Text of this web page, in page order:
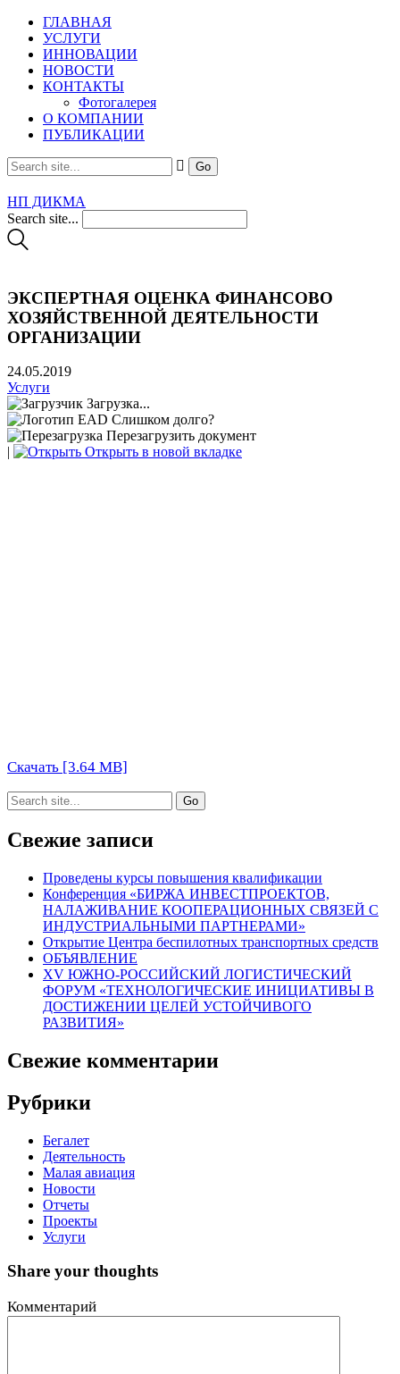
ГЛАВНАЯ
УСЛУГИ
ИННОВАЦИИ
НОВОСТИ
КОНТАКТЫ
Фотогалерея
О КОМПАНИИ
ПУБЛИКАЦИИ
НП ДИКМА
Search site...
ЭКСПЕРТНАЯ ОЦЕНКА ФИНАНСОВО
ХОЗЯЙСТВЕННОЙ ДЕЯТЕЛЬНОСТИ
ОРГАНИЗАЦИИ
24.05.2019
Услуги
Загрузка...
Слишком долго?
Перезагрузить документ
|
Открыть в новой вкладке
Скачать [3.64 MB]
Search
for:
Свежие записи
Проведены курсы повышения квалификации
Конференция «БИРЖА ИНВЕСТПРОЕКТОВ,
НАЛАЖИВАНИЕ КООПЕРАЦИОННЫХ СВЯЗЕЙ С
ИНДУСТРИАЛЬНЫМИ ПАРТНЕРАМИ»
Открытие Центра беспилотных транспортных средств
ОБЪЯВЛЕНИЕ
XV ЮЖНО-РОССИЙСКИЙ ЛОГИСТИЧЕСКИЙ
ФОРУМ «ТЕХНОЛОГИЧЕСКИЕ ИНИЦИАТИВЫ В
ДОСТИЖЕНИИ ЦЕЛЕЙ УСТОЙЧИВОГО
РАЗВИТИЯ»
Свежие комментарии
Рубрики
Бегалет
Деятельность
Малая авиация
Новости
Отчеты
Проекты
Услуги
Share your thoughts
Комментарий